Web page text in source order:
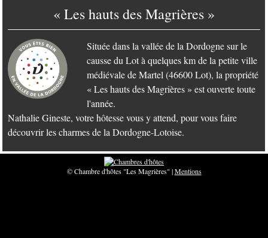
« Les hauts des Magrières »
Située dans la vallée de la Dordogne sur le
causse du Lot à quelques km de la petite ville
médiévale de Martel (46600 Lot), la propriété
« Les hauts des Magrières » est ouverte toute
l'année.
Nathalie Gineste, votre hôtesse vous y attend, pour vous faire
découvrir les charmes de la Dordogne-Lotoise.
© Chambre d'hôtes "Les Magrières" |Mentions